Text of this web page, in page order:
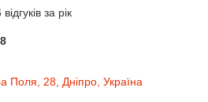
за рік
Поля, 28, Дніпро, Україна